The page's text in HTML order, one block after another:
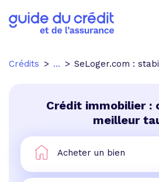
Crédits ... SeLoger.com :
Crédit immobilier :
meilleur
Acheter un bien